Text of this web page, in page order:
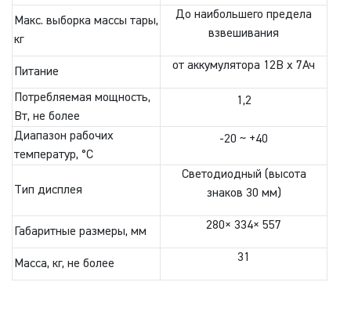
Макс. выборка массы тары,
кг
До наибольшего предела
взвешивания
Питание от аккумулятора 12В х 7Ач
Потребляемая мощность,
Вт, не более
1,2
Диапазон рабочих
температур, °C
-20 ~ +40
Тип дисплея
Светодиодный (высота
знаков 30 мм)
Габаритные размеры, мм 280× 334× 557
Масса, кг, не более 31